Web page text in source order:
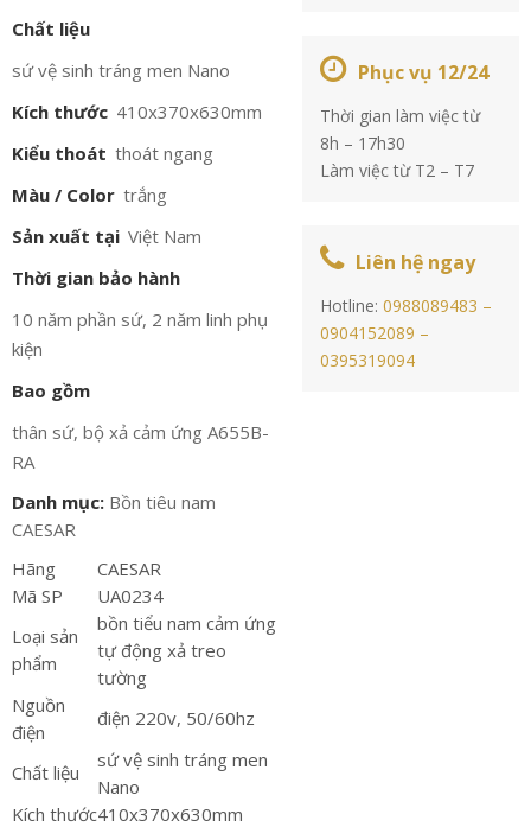
Chất liệu
sứ vệ sinh tráng men Nano
Kích thước 410x370x630mm
Kiểu thoát thoát ngang
Màu / Color trắng
Sản xuất tại Việt Nam
Thời gian bảo hành
10 năm phần sứ, 2 năm linh phụ
kiện
Bao gồm
thân sứ, bộ xả cảm ứng A655B-
RA
Danh mục: Bồn tiêu nam
CAESAR
Hãng
CAESAR
Mã SP
UA0234
Loại sản
phẩm
bồn tiểu nam cảm ứng
tự động xả treo
tường
Nguồn
điện
điện 220v, 50/60hz
Chất liệu
sứ vệ sinh tráng men
Nano
Kích thước410x370x630mm
Phục vụ 12/24
Thời gian làm việc từ
8h – 17h30
Làm việc từ T2 – T7
Liên hệ ngay
Hotline:0988089483 –
0904152089 –
0395319094